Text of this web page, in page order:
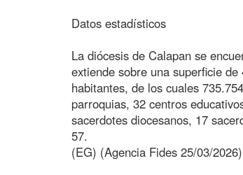
Datos estadísticos
La diócesis de Calapan se
extiende sobre una superficie
habitantes, de los cuales
parroquias, 32 centros
sacerdotes diocesanos, 17
57.
(EG) (Agencia Fides 25/03/2026)